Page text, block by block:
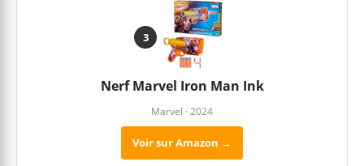
3
Nerf Marvel Iron Man Ink
Marvel · 2024
Voir sur Amazon →